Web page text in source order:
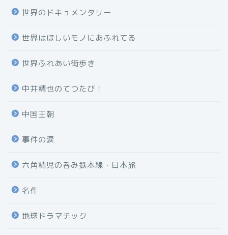
世界のドキュメンタリー
世界はほしいモノにあふれてる
世界ふれあい街歩き
中井精也のてつたび！
中国王朝
事件の涙
六角精児の呑み鉄本線・日本旅
名作
地球ドラマチック